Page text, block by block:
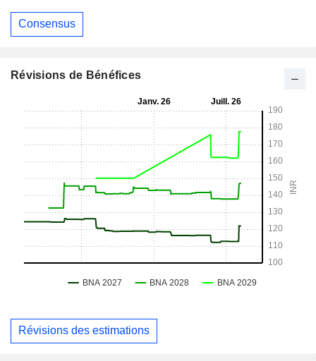
Consensus
Révisions de Bénéfices
Révisions des estimations